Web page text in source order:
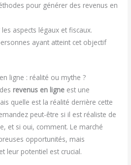
pour générer des revenus en
aspects légaux et fiscaux.
ayant atteint cet objectif
ligne : réalité ou mythe ?
revenus en ligne est une
quelle est la réalité derrière cette
peut-être si il est réaliste de
et si oui, comment. Le marché
opportunités, mais
leur potentiel est crucial.